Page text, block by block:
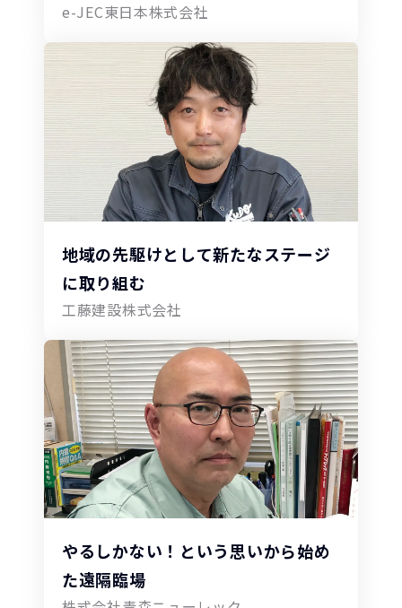
e-JEC東日本株式会社
地域の先駆けとして新たなステージ
に取り組む
工藤建設株式会社
やるしかない！という思いから始め
た遠隔臨場